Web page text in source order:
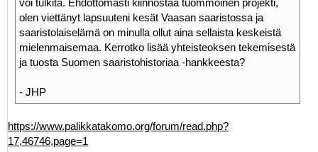
olen viettänyt lapsuuteni kesät Vaasan saaristossa ja
saaristolaiselämä on minulla ollut aina sellaista keskeistä
mielenmaisemaa. Kerrotko lisää yhteisteoksen tekemisestä
ja tuosta Suomen saaristohistoriaa -hankkeesta?
- JHP
https://www.palikkatakomo.org/forum/read.php?
17,46746,page=1